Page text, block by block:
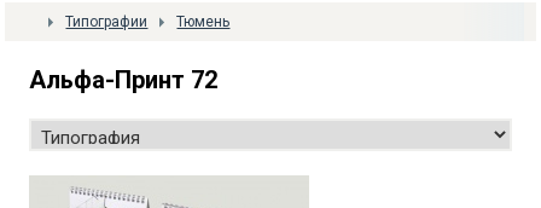
Типографии Тюмень
Альфа-Принт 72